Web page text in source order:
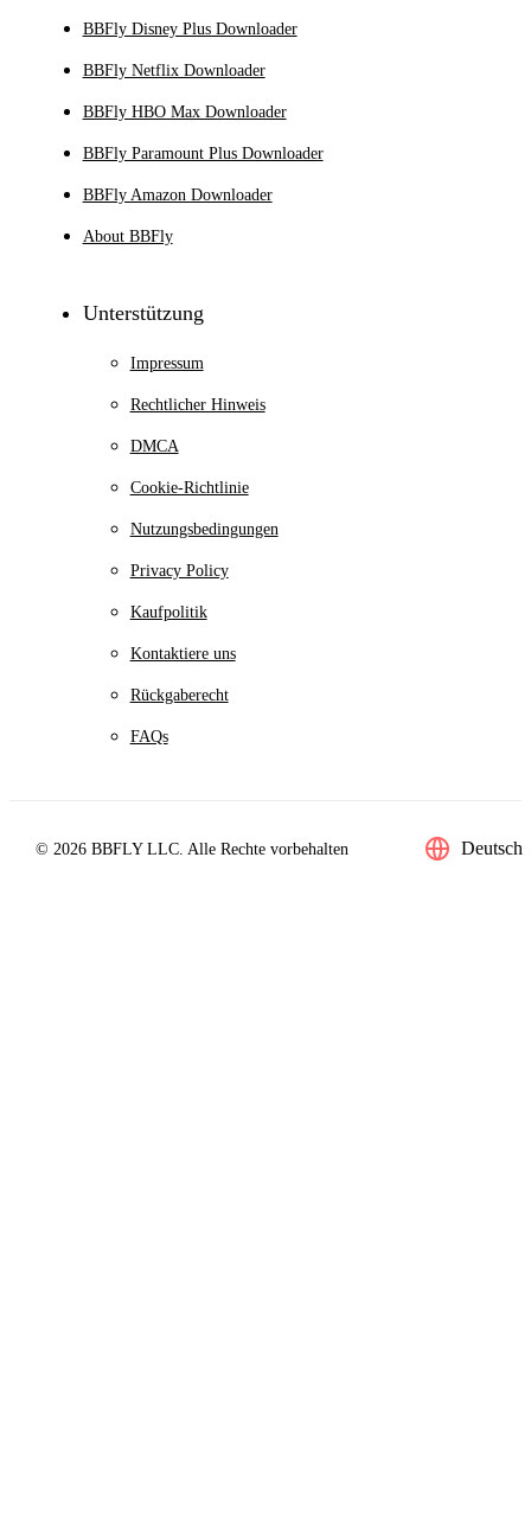
BBFly Disney Plus Downloader
BBFly Netflix Downloader
BBFly HBO Max Downloader
BBFly Paramount Plus Downloader
BBFly Amazon Downloader
About BBFly
Unterstützung
Impressum
Rechtlicher Hinweis
DMCA
Cookie-Richtlinie
Nutzungsbedingungen
Privacy Policy
Kaufpolitik
Kontaktiere uns
Rückgaberecht
FAQs
© 2026 BBFLY LLC. Alle Rechte vorbehalten Deutsch